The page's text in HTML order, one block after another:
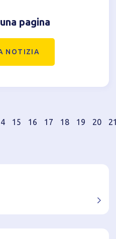
pagina
NOTIZIA
15 16 17 18 19 20